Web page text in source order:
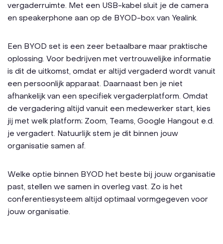
vergaderruimte. Met een USB-kabel sluit je de camera
en speakerphone aan op de BYOD-box van Yealink.
Een BYOD set is een zeer betaalbare maar praktische
oplossing. Voor bedrijven met vertrouwelijke informatie
is dit de uitkomst, omdat er altijd vergaderd wordt vanuit
een persoonlijk apparaat. Daarnaast ben je niet
afhankelijk van een specifiek vergaderplatform. Omdat
de vergadering altijd vanuit een medewerker start, kies
jij met welk platform; Zoom, Teams, Google Hangout e.d.
je vergadert. Natuurlijk stem je dit binnen jouw
organisatie samen af.
Welke optie binnen BYOD het beste bij jouw organisatie
past, stellen we samen in overleg vast. Zo is het
conferentiesysteem altijd optimaal vormgegeven voor
jouw organisatie.